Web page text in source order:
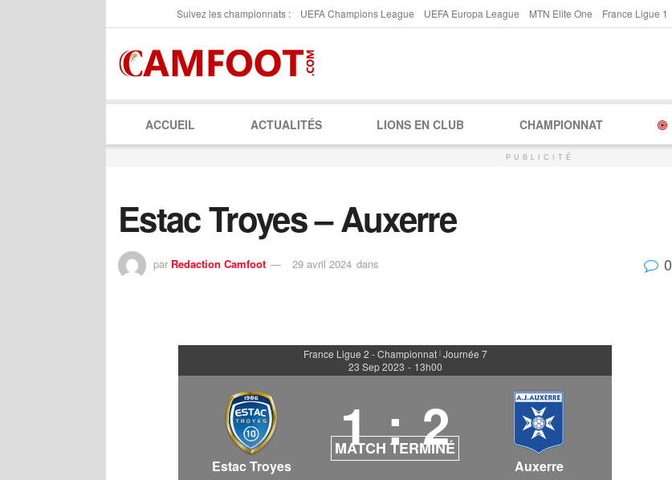
Suivez les championnats : UEFA Champions League UEFA Europa League MTN Elite One France Ligue 1
ACCUEIL ACTUALITÉS LIONS EN CLUB CHAMPIONNAT
PUBLICITÉ
Estac Troyes – Auxerre
par Redaction Camfoot 29 avril 2024 dans 0
France Ligue 2 - Championnat | Journée 7
23 Sep 2023 - 13h00
Estac Troyes
1 : 2
MATCH TERMINÉ
Auxerre